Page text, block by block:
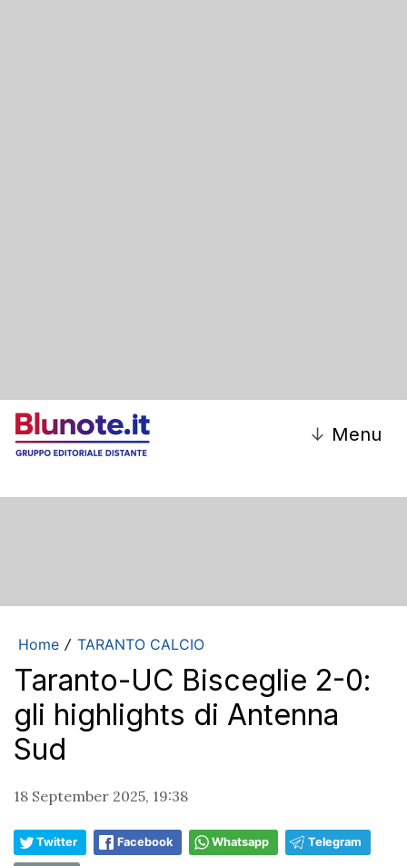
↓ Menu
Home / TARANTO CALCIO
Taranto-UC Bisceglie 2-0:
gli highlights di Antenna
Sud
18 September 2025, 19:38
Twitter Facebook Whatsapp Telegram